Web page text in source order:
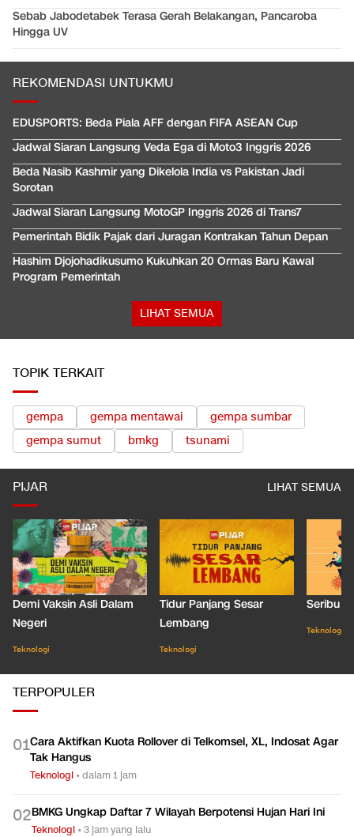
Sebab Jabodetabek Terasa Gerah Belakangan, Pancaroba
Hingga UV
REKOMENDASI UNTUKMU
EDUSPORTS: Beda Piala AFF dengan FIFA ASEAN Cup
Jadwal Siaran Langsung Veda Ega di Moto3 Inggris 2026
Beda Nasib Kashmir yang Dikelola India vs Pakistan Jadi
Sorotan
Jadwal Siaran Langsung MotoGP Inggris 2026 di Trans7
Pemerintah Bidik Pajak dari Juragan Kontrakan Tahun Depan
Hashim Djojohadikusumo Kukuhkan 20 Ormas Baru Kawal
Program Pemerintah
LIHAT SEMUA
TOPIK TERKAIT
gempa gempa mentawai
gempa sumbar
gempa sumut
bmkg tsunami
PIJAR LIHAT SEMUA
Demi Vaksin Asli Dalam
Negeri
Teknologi
Tidur Panjang Sesar
Lembang
Teknologi
Seribu
Teknologi
TERPOPULER
01Cara Aktifkan Kuota Rollover di Telkomsel, XL, Indosat Agar
Tak Hangus
Teknologi •dalam 1 jam
02BMKG Ungkap Daftar 7 Wilayah Berpotensi Hujan Hari Ini
Teknologi •3 jam yang lalu